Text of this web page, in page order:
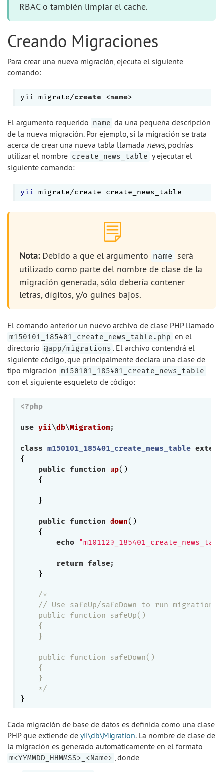
RBAC o también limpiar el cache.
Creando Migraciones
Para crear una nueva migración, ejecuta el siguiente
comando:
yii migrate/create <name
El argumento requerido name da una pequeña descripción
de la nueva migración. Por ejemplo, si la migración se trata
acerca de crear una nueva tabla llamada news, podrías
utilizar el nombre create_news_table y ejecutar el
siguiente comando:
yii
Nota: Debido a que el argumento name será
utilizado como parte del nombre de clase de la
migración generada, sólo debería contener
letras, dígitos, y/o guines bajos.
El comando anterior un nuevo archivo de clase PHP llamado
m150101_185401_create_news_table.php en el
directorio @app/migrations . El archivo contendrá el
siguiente código, que principalmente declara una clase de
tipo migración m150101_185401_create_news_table
con el siguiente esqueleto de código:
<?php
use yii\db\Migration ;
class m150101_185401_create_news_table
{
public
function up()
{
    }
public function down()
{
echo
return false;
    }
/*
// Use safeUp/safeDown to run migration
    public function safeUp()
    {
    }
    public function safeDown()
    {
    }
    */
Cada migración de base de datos es definida como una clase
PHP que extiende de yii\db\Migration. La nombre de clase de
la migración es generado automáticamente en el formato
m<YYMMDD_HHMMSS>_<Name> , donde